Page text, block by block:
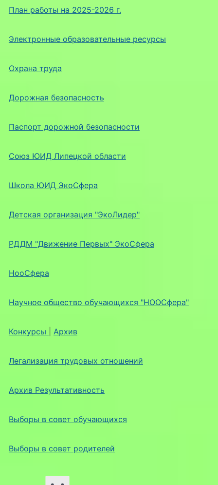
План работы на 2025-2026 г.
Электронные образовательные ресурсы
Охрана труда
Дорожная безопасность
Паспорт дорожной безопасности
Союз ЮИД Липецкой области
Школа ЮИД ЭкоСфера
Детская организация "ЭкоЛидер"
РДДМ "Движение Первых" ЭкоСфера
НооСфера
Научное общество обучающихся "НООСфера"
Конкурсы Архив
Легализация трудовых отношений
Архив Результативность
Выборы в совет обучающихся
Выборы в совет родителей